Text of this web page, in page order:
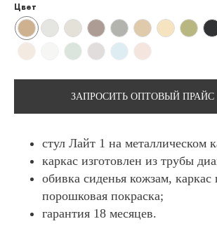
Цвет
ЗАПРОСИТЬ ОПТОВЫЙ ПРАЙС
стул Лайт 1 на металлическом
каркас изготовлен из трубы
обивка сиденья кожзам,
порошковая покраска;
гарантия 18 месяцев.